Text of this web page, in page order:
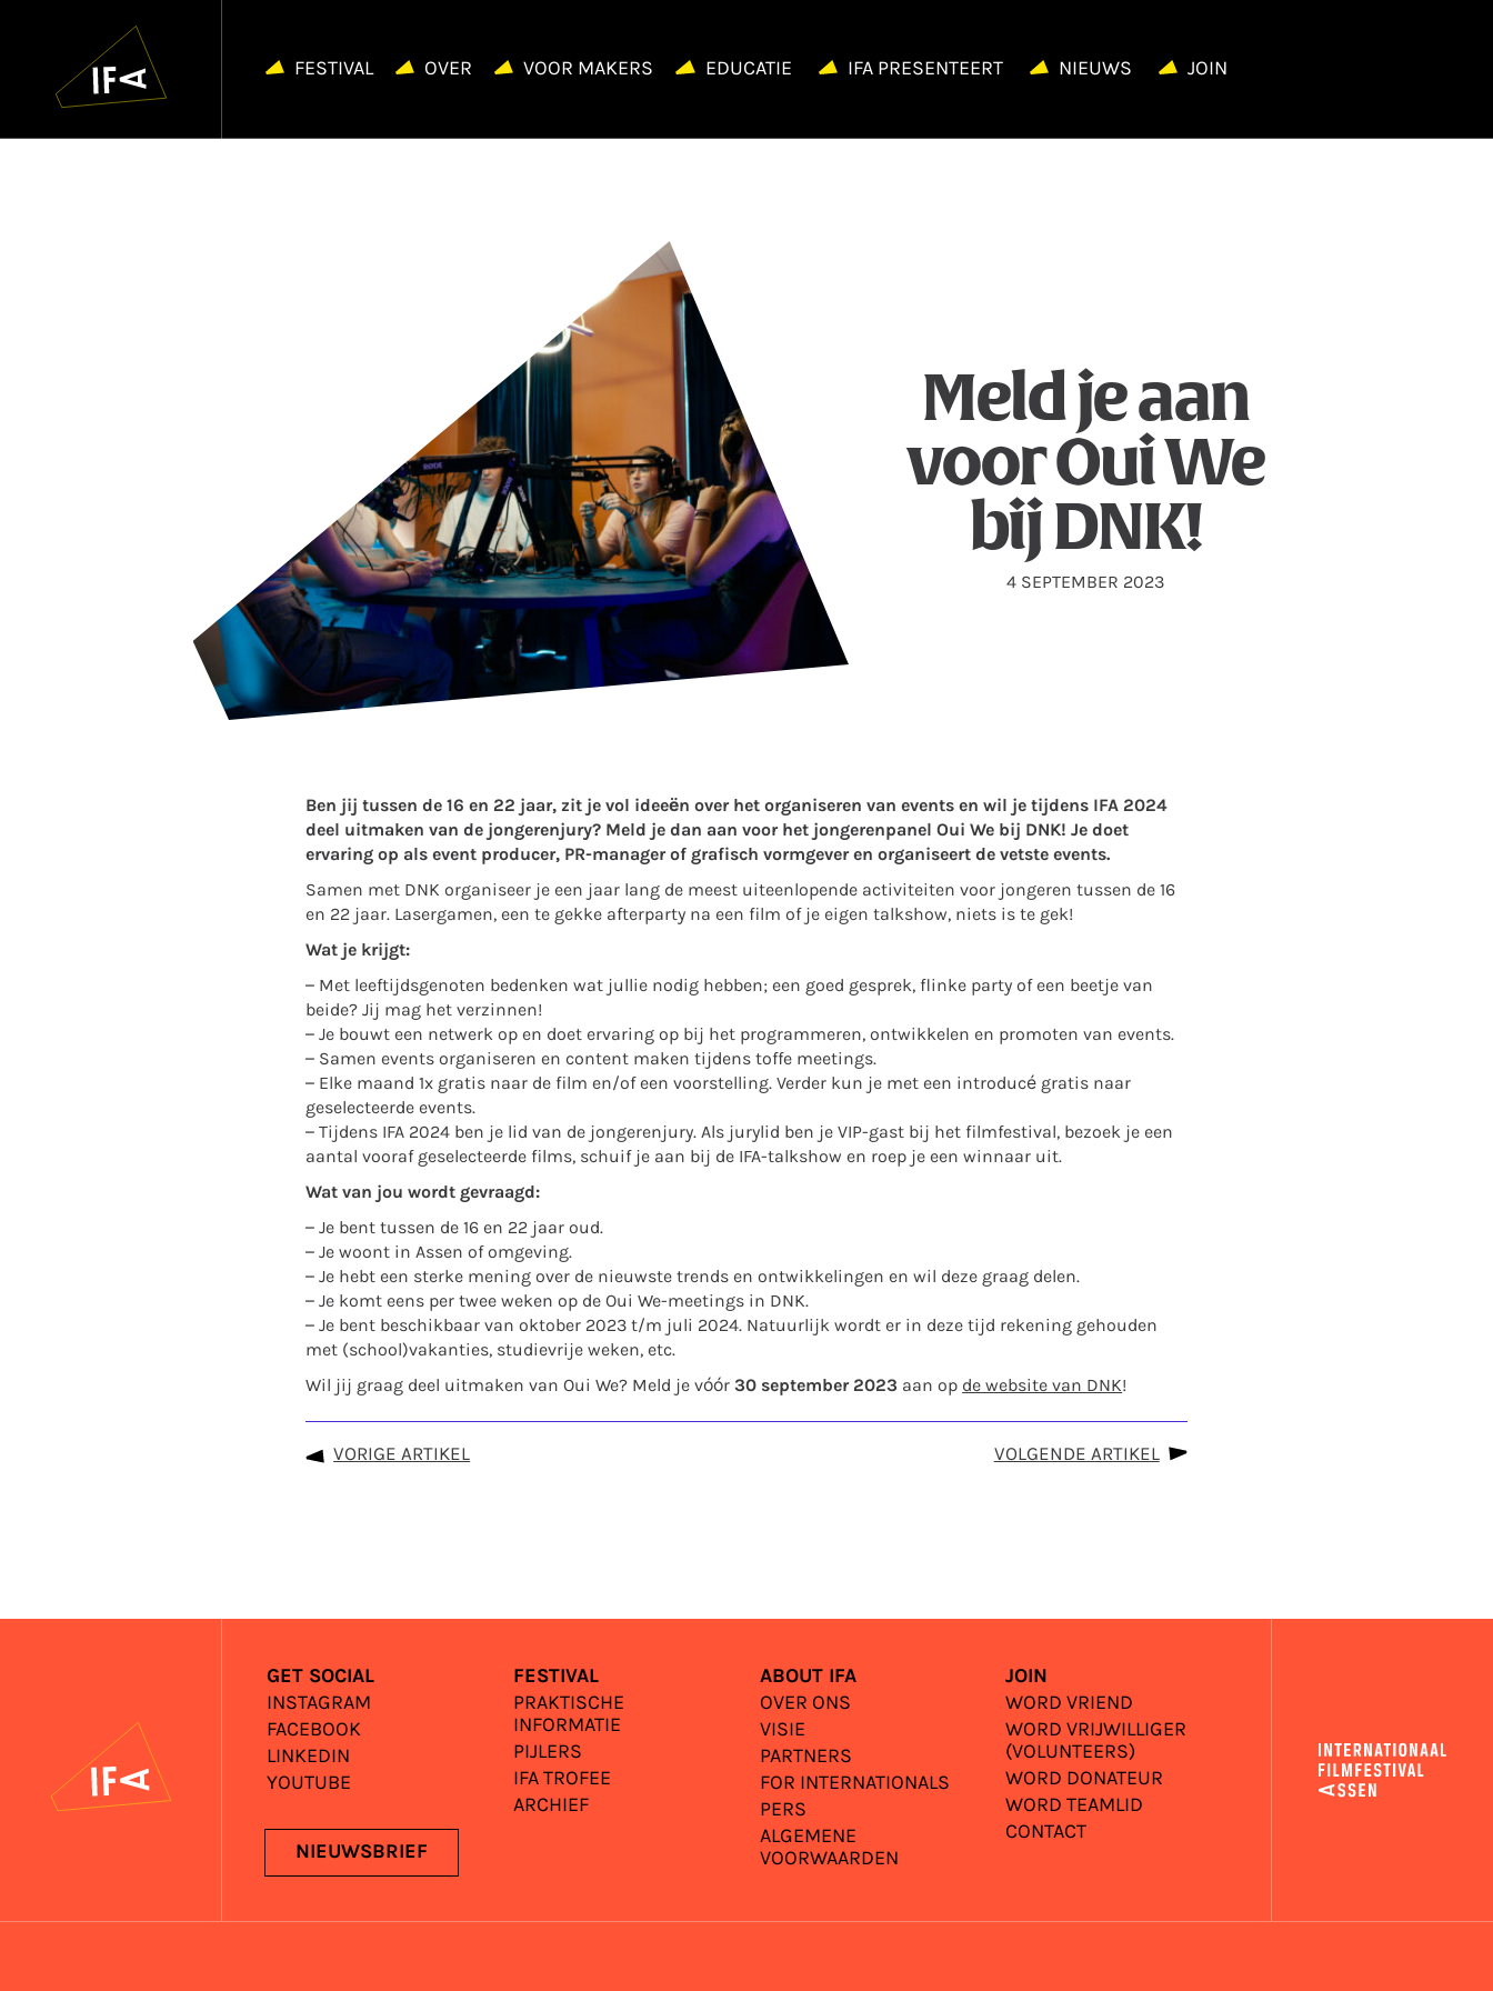
Navigatie
overslaan
FESTIVAL OVER VOOR MAKERS EDUCATIE IFA PRESENTEERT NIEUWS JOIN
Meld je aan
voor Oui We
bij DNK!
4 SEPTEMBER 2023
Ben jij tussen de 16 en 22 jaar, zit je vol ideeën over het organiseren van events en wil je tijdens IFA 2024
deel uitmaken van de jongerenjury? Meld je dan aan voor het jongerenpanel Oui We bij DNK! Je doet
ervaring op als event producer, PR-manager of grafisch vormgeveren organiseert de vetste events.
Samen met DNK organiseer je een jaar lang de meest uiteenlopende activiteiten voor jongeren tussen de 16
en 22 jaar. Lasergamen, een te gekke afterparty na een film of je eigen talkshow, niets is te gek!
Wat je krijgt:
– Met leeftijdsgenoten bedenken wat jullie nodig hebben; een goed gesprek, flinke party of een beetje van
beide? Jij mag het verzinnen!
– Je bouwt een netwerk op en doet ervaring op bij het programmeren, ontwikkelen en promoten van events.
– Samen events organiseren en content maken tijdens toffe meetings.
– Elke maand 1x gratis naar de film en/of een voorstelling. Verder kun je met een introducé gratis naar
geselecteerde events.
– Tijdens IFA 2024 ben je lid van de jongerenjury. Als jurylid ben je VIP-gast bij het filmfestival, bezoek je een
aantal vooraf geselecteerde films, schuif je aan bij de IFA-talkshow en roep je een winnaar uit.
Wat van jou wordt gevraagd:
– Je bent tussen de 16 en 22 jaar oud.
– Je woont in Assen of omgeving.
– Je hebt een sterke mening over de nieuwste trends en ontwikkelingen en wil deze graag delen.
– Je komt eens per twee weken op de Oui We-meetings in DNK.
– Je bent beschikbaar van oktober 2023 t/m juli 2024. Natuurlijk wordt er in deze tijd rekening gehouden
met (school)vakanties, studievrije weken, etc.
Wil jij graag deel uitmaken van Oui We? Meld je vóór30 september 2023 aan op de website van DNK!
VORIGE ARTIKEL VOLGENDE ARTIKEL
GET SOCIAL
INSTAGRAM
FACEBOOK
LINKEDIN
YOUTUBE
NIEUWSBRIEF
FESTIVAL
PRAKTISCHE
INFORMATIE
PIJLERS
IFA TROFEE
ARCHIEF
ABOUT IFA
OVER ONS
VISIE
PARTNERS
FOR INTERNATIONALS
PERS
ALGEMENE
VOORWAARDEN
JOIN
WORD VRIEND
WORD VRIJWILLIGER
(VOLUNTEERS)
WORD DONATEUR
WORD TEAMLID
CONTACT